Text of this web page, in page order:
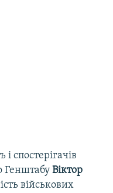
спостерігачів
Генштабу Віктор
військових